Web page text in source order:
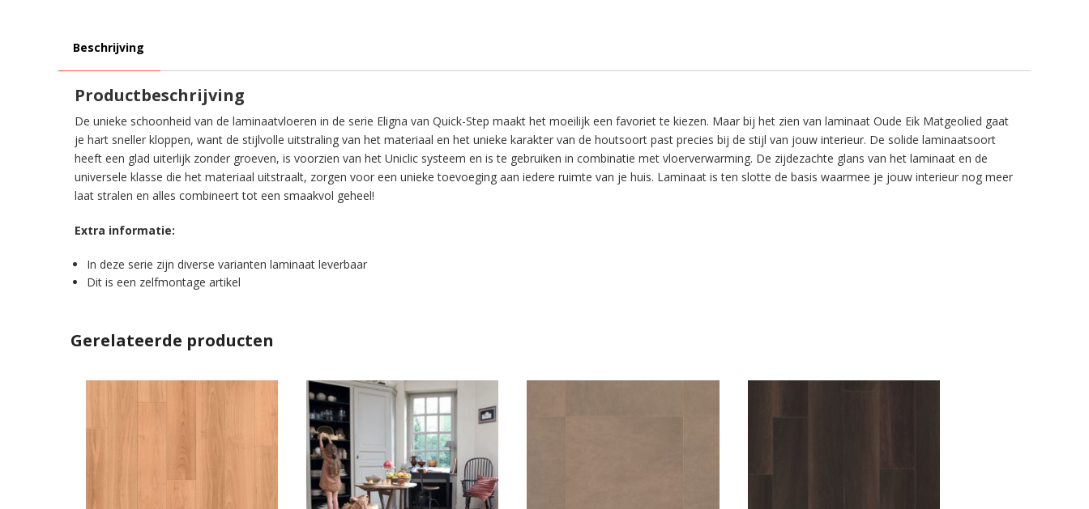
Beschrijving
Productbeschrijving
De unieke schoonheid van de laminaatvloeren in de serie Eligna van Quick-Step maakt het moeilijk een favoriet te kiezen. Maar bij het zien van laminaat Oude Eik Matgeolied gaat
je hart sneller kloppen, want de stijlvolle uitstraling van het materiaal en het unieke karakter van de houtsoort past precies bij de stijl van jouw interieur. De solide laminaatsoort
heeft een glad uiterlijk zonder groeven, is voorzien van het Uniclic systeem en is te gebruiken in combinatie met vloerverwarming. De zijdezachte glans van het laminaat en de
universele klasse die het materiaal uitstraalt, zorgen voor een unieke toevoeging aan iedere ruimte van je huis. Laminaat is ten slotte de basis waarmee je jouw interieur nog meer
laat stralen en alles combineert tot een smaakvol geheel!
Extra informatie:
In deze serie zijn diverse varianten laminaat leverbaar
Dit is een zelfmontage artikel
Gerelateerde producten